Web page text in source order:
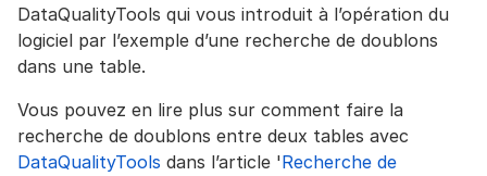
DataQualityTools qui vous introduit à l’opération du
logiciel par l’exemple d’une recherche de doublons
dans une table.
Vous pouvez en lire plus sur comment faire la
recherche de doublons entre deux tables avec
DataQualityTools dans l’article 'Recherche de